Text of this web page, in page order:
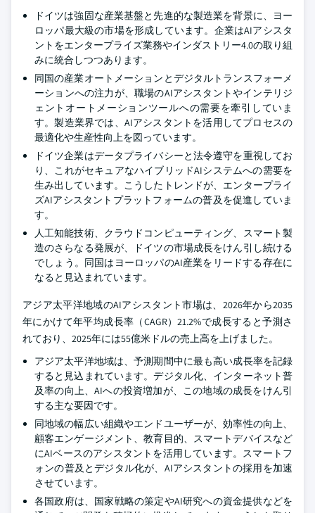
ドイツは強固な産業基盤と先進的な製造業を背景に、ヨー
ロッパ最大級の市場を形成しています。企業はAIアシスタ
ントをエンタープライズ業務やインダストリー4.0の取り組
みに統合しつつあります。
同国の産業オートメーションとデジタルトランスフォーメ
ーションへの注力が、職場のAIアシスタントやインテリジ
ェントオートメーションツールへの需要を牽引していま
す。製造業界では、AIアシスタントを活用してプロセスの
最適化や生産性向上を図っています。
ドイツ企業はデータプライバシーと法令遵守を重視してお
り、これがセキュアなハイブリッドAIシステムへの需要を
生み出しています。こうしたトレンドが、エンタープライ
ズAIアシスタントプラットフォームの普及を促進していま
す。
人工知能技術、クラウドコンピューティング、スマート製
造のさらなる発展が、ドイツの市場成長をけん引し続ける
でしょう。同国はヨーロッパのAI産業をリードする存在に
なると見込まれています。
アジア太平洋地域のAIアシスタント市場は、2026年から2035
年にかけて年平均成長率（CAGR）21.2%で成長すると予測さ
れており、2025年には55億米ドルの売上高を上げました。
アジア太平洋地域は、予測期間中に最も高い成長率を記録
すると見込まれています。デジタル化、インターネット普
及率の向上、AIへの投資増加が、この地域の成長をけん引
する主な要因です。
同地域の幅広い組織やエンドユーザーが、効率性の向上、
顧客エンゲージメント、教育目的、スマートデバイスなど
にAIベースのアシスタントを活用しています。スマートフ
ォンの普及とデジタル化が、AIアシスタントの採用を加速
させています。
各国政府は、国家戦略の策定やAI研究への資金提供などを